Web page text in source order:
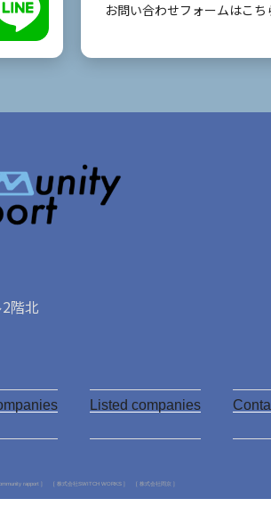
お問い合わせフォームはこち
階北
Listed companies
rapport ] [ 株式会社SWITCH WORKS ] [ 株式会社岡京 ]